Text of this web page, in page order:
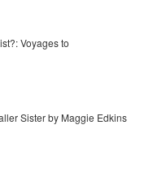
Voyages to
Sister by Maggie Edkins